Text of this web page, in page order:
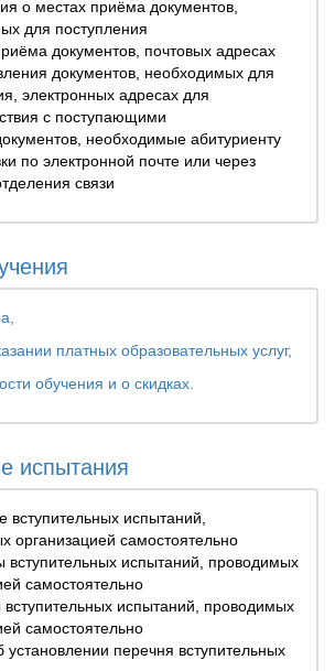
о местах приёма документов,
для поступления
документов, почтовых адресах
документов, необходимых для
электронных адресах для
с поступающими
необходимые абитуриенту
по электронной почте или через
связи
платных образовательных услуг,
обучения и о скидках.
испытания
вступительных испытаний,
организацией самостоятельно
вступительных испытаний, проводимых
самостоятельно
вступительных испытаний, проводимых
самостоятельно
установлении перечня вступительных